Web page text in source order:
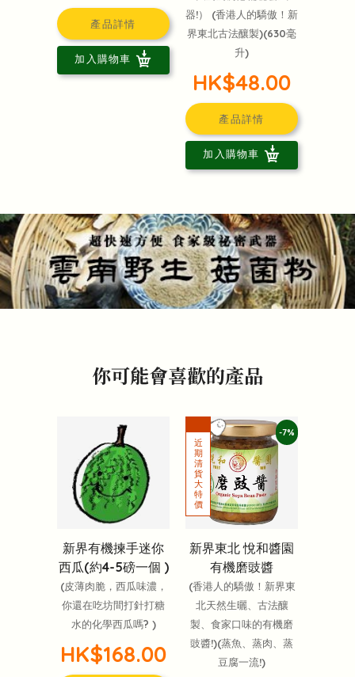
產品詳情
加入購物車
器!） (香港人的驕傲！新
界東北古法釀製)(630毫
升)
HK$48.00
產品詳情
加入購物車
你可能會喜歡的產品
新界有機揀手迷你
西瓜(約4-5磅一個 )
(皮薄肉脆，西瓜味濃，
你還在吃坊間打針打糖
水的化學西瓜嗎? )
HK$168.00
-7%
新界東北 悅和醬園
有機磨豉醬
(香港人的驕傲！新界東
北天然生曬、古法釀
製、食家口味的有機磨
豉醬!)(蒸魚、蒸肉、蒸
豆腐一流!)